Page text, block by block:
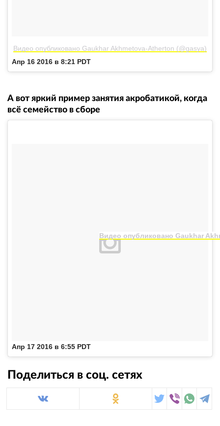
Видео опубликовано Gaukhar Akhmetova-Atherton (@gasya)
Апр 16 2016 в 8:21 PDT
А вот яркий пример занятия акробатикой, когда
всё семейство в сборе
Видео опубликовано Gaukhar
Апр 17 2016 в 6:55 PDT
Поделиться в соц. сетях